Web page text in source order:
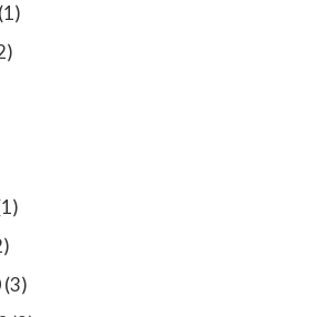
(1)
(3)